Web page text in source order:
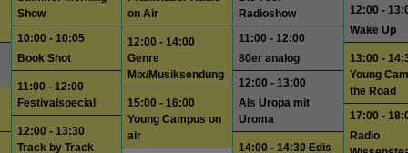
Show
10:00 - 10:05
Book Shot
11:00 - 12:00
Festivalspecial
12:00 - 13:30
Track by Track
on Air
12:00 - 14:00
Genre
Mix/Musiksendung
15:00 - 16:00
Young Campus on
air
Radioshow
11:00 - 12:00
80er analog
12:00 - 13:00
Als Uropa mit
Uroma
14:00 - 14:30 Edis
12:00 -
Wake Up
13:00 -
Young
the Road
17:00 -
Radio